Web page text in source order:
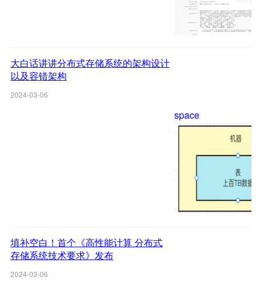
space
大白话讲讲分布式存储系统的架构设计
以及容错架构
2024-03-06
填补空白！首个《高性能计算 分布式
存储系统技术要求》发布
2024-03-06